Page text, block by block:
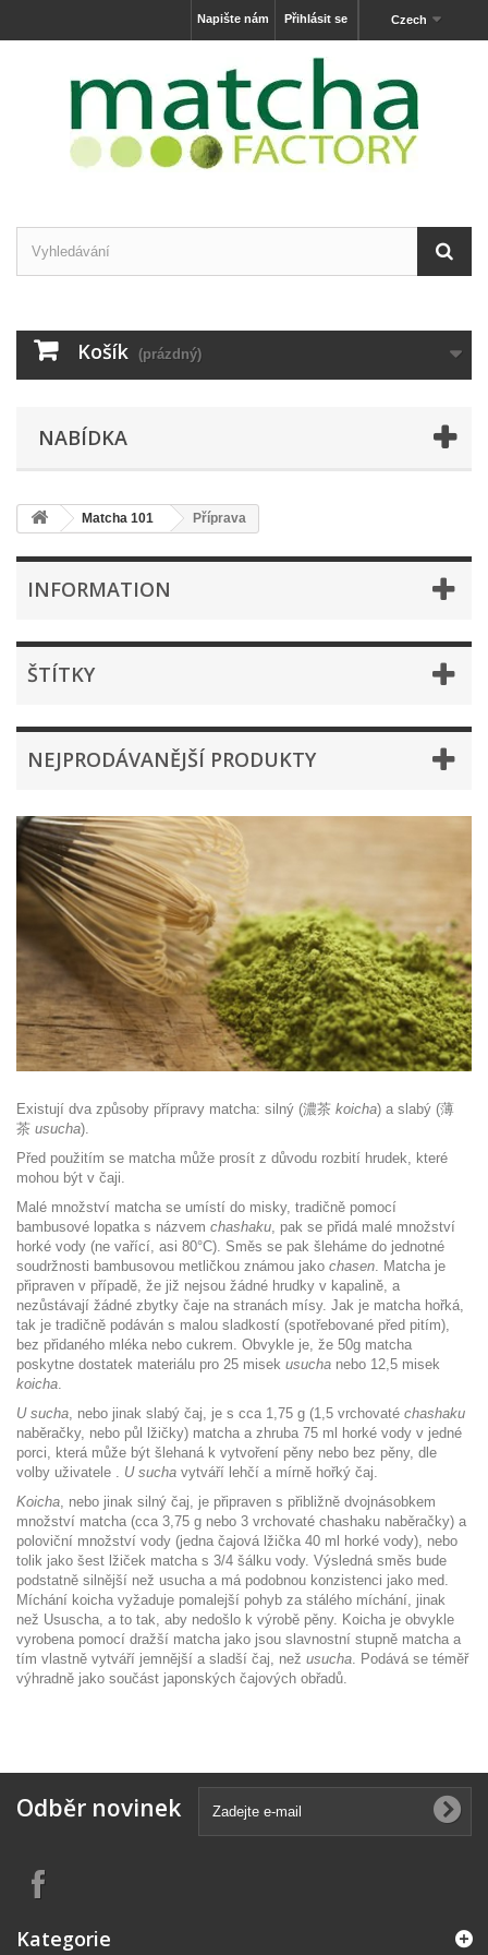
Czech
Přihlásit se
Napište nám
Košík (prázdný)
NABÍDKA
Matcha 101 Příprava
INFORMATION
ŠTÍTKY
NEJPRODÁVANĚJŠÍ PRODUKTY
Existují dva způsoby přípravy matcha: silný (濃茶 koicha) a slabý (薄
茶 usucha).
Před použitím se matcha může prosít z důvodu rozbití hrudek, které
mohou být v čaji.
Malé množství matcha se umístí do misky, tradičně pomocí
bambusové lopatka s názvem chashaku, pak se přidá malé množství
horké vody (ne vařící, asi 80°C). Směs se pak šleháme do jednotné
soudržnosti bambusovou metličkou známou jako chasen. Matcha je
připraven v případě, že již nejsou žádné hrudky v kapalině, a
nezůstávají žádné zbytky čaje na stranách mísy. Jak je matcha hořká,
tak je tradičně podáván s malou sladkostí (spotřebované před pitím),
bez přidaného mléka nebo cukrem. Obvykle je, že 50g matcha
poskytne dostatek materiálu pro 25 misek usucha nebo 12,5 misek
koicha.
U sucha, nebo jinak slabý čaj, je s cca 1,75 g (1,5 vrchovaté chashaku
naběračky, nebo půl lžičky) matcha a zhruba 75 ml horké vody v jedné
porci, která může být šlehaná k vytvoření pěny nebo bez pěny, dle
volby uživatele . U sucha vytváří lehčí a mírně hořký čaj.
Koicha, nebo jinak silný čaj, je připraven s přibližně dvojnásobkem
množství matcha (cca 3,75 g nebo 3 vrchovaté chashaku naběračky) a
poloviční množství vody (jedna čajová lžička 40 ml horké vody), nebo
tolik jako šest lžiček matcha s 3/4 šálku vody. Výsledná směs bude
podstatně silnější než usucha a má podobnou konzistenci jako med.
Míchání koicha vyžaduje pomalejší pohyb za stálého míchání, jinak
než Ususcha, a to tak, aby nedošlo k výrobě pěny. Koicha je obvykle
vyrobena pomocí dražší matcha jako jsou slavnostní stupně matcha a
tím vlastně vytváří jemnější a sladší čaj, než usucha. Podává se téměř
výhradně jako součást japonských čajových obřadů.
Odběr novinek
Kategorie